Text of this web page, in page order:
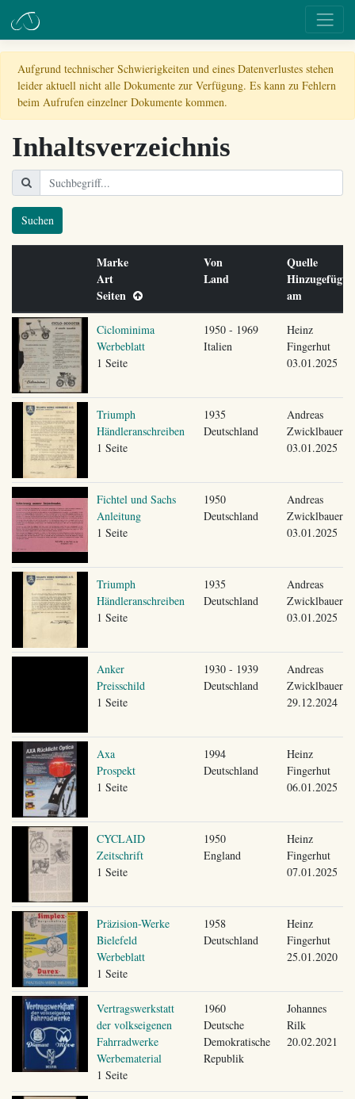
Aufgrund technischer Schwierigkeiten und eines Datenverlustes stehen
leider aktuell nicht alle Dokumente zur Verfügung. Es kann zu Fehlern
beim Aufrufen einzelner Dokumente kommen.
Inhaltsverzeichnis
Suchen
Marke
Art
Seiten
Von
Land
Quelle
Hinzugefügt
am
Ciclominima
Werbeblatt
1 Seite
1950 - 1969
Italien
Heinz
Fingerhut
03.01.2025
Triumph
Händleranschreiben
1 Seite
1935
Deutschland
Andreas
Zwicklbauer
03.01.2025
Fichtel und Sachs
Anleitung
1 Seite
1950
Deutschland
Andreas
Zwicklbauer
03.01.2025
Triumph
Händleranschreiben
1 Seite
1935
Deutschland
Andreas
Zwicklbauer
03.01.2025
Anker
Preisschild
1 Seite
1930 - 1939
Deutschland
Andreas
Zwicklbauer
29.12.2024
Axa
Prospekt
1 Seite
1994
Deutschland
Heinz
Fingerhut
06.01.2025
CYCLAID
Zeitschrift
1 Seite
1950
England
Heinz
Fingerhut
07.01.2025
Präzision-Werke
Bielefeld
Werbeblatt
1 Seite
1958
Deutschland
Heinz
Fingerhut
25.01.2020
Vertragswerkstatt
der volkseigenen
Fahrradwerke
Werbematerial
1 Seite
1960
Deutsche
Demokratische
Republik
Johannes
Rilk
20.02.2021